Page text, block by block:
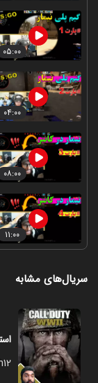
۰۵:۰۰
۰۴:۰۰
۰۸:۰۰
۱۱:۰۰
سریال‌های مشابه